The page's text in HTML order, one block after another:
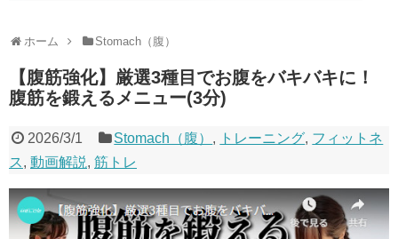
ホーム Stomach（腹）
【腹筋強化】厳選3種目でお腹をバキバキに！
腹筋を鍛えるメニュー(3分)
2026/3/1 Stomach（腹） , トレーニング, フィットネ
ス, 動画解説, 筋トレ